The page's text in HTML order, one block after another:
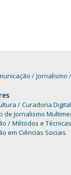
Jornalismo
Curadoria Digital
de Jornalismo
Métodos e
em Ciências Sociais